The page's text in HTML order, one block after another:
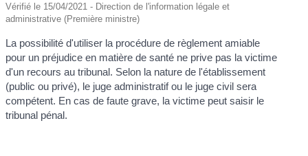
Vérifié le 15/04/2021 - Direction de l'information légale et
administrative (Première ministre)
La possibilité d'utiliser la procédure de règlement amiable
pour un préjudice en matière de santé ne prive pas la victime
d'un recours au tribunal. Selon la nature de l'établissement
(public ou privé), le juge administratif ou le juge civil sera
compétent. En cas de faute grave, la victime peut saisir le
tribunal pénal.